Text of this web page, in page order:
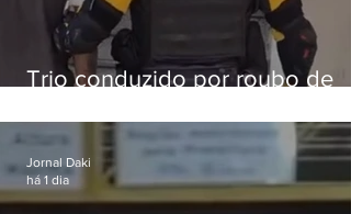
Trio conduzido por roubo de
passagens
Jornal Daki
há 1 dia